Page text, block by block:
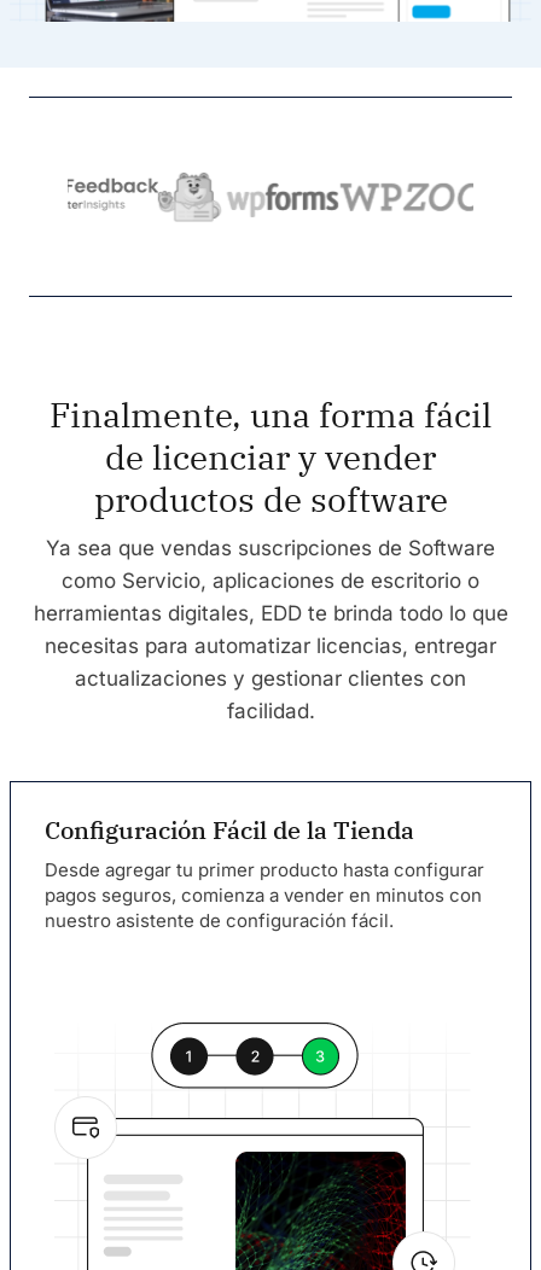
Finalmente, una forma fácil
de licenciar y vender
productos de software
Ya sea que vendas suscripciones de Software
como Servicio, aplicaciones de escritorio o
herramientas digitales, EDD te brinda todo lo que
necesitas para automatizar licencias, entregar
actualizaciones y gestionar clientes con
facilidad.
Configuración Fácil de la Tienda
Desde agregar tu primer producto hasta configurar
pagos seguros, comienza a vender en minutos con
nuestro asistente de configuración fácil.